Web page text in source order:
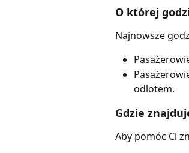
O której
Najnowsze
odlotem.
Gdzie
Aby pomóc Ci